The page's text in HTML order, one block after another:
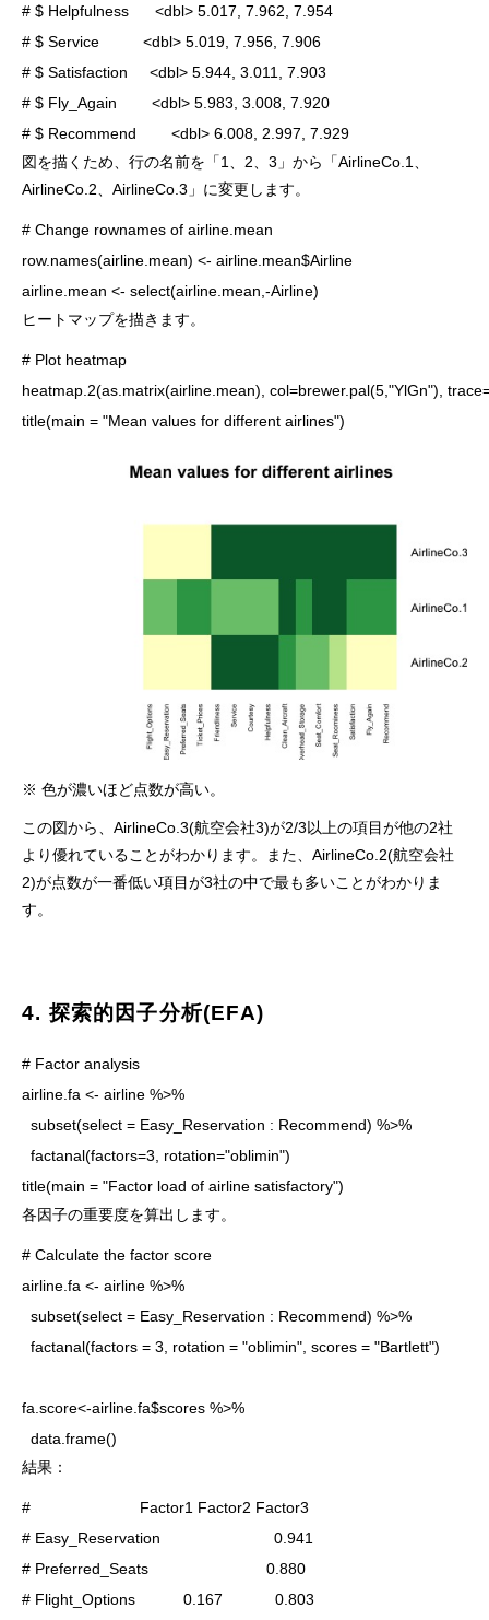
# $ Helpfulness      <dbl> 5.017, 7.962, 7.954
# $ Service          <dbl> 5.019, 7.956, 7.906
# $ Satisfaction     <dbl> 5.944, 3.011, 7.903
# $ Fly_Again        <dbl> 5.983, 3.008, 7.920
# $ Recommend        <dbl> 6.008, 2.997, 7.929
図を描くため、行の名前を「1、2、3」から「AirlineCo.1、
AirlineCo.2、AirlineCo.3」に変更します。
# Change rownames of airline.mean
row.names(airline.mean) <- airline.mean$Airline
airline.mean <- select(airline.mean,-Airline)
ヒートマップを描きます。
# Plot heatmap
heatmap.2(as.matrix(airline.mean), col=brewer.pal(5,"YlGn"),
title(main = "Mean values for different airlines")
※ 色が濃いほど点数が高い。
この図から、AirlineCo.3(航空会社3)が2/3以上の項目が他の2社
より優れていることがわかります。また、AirlineCo.2(航空会社
2)が点数が一番低い項目が3社の中で最も多いことがわかりま
す。
4. 探索的因子分析(EFA)
# Factor analysis
airline.fa <- airline %>%
  subset(select = Easy_Reservation : Recommend) %>%
  factanal(factors=3, rotation="oblimin")
title(main = "Factor load of airline satisfactory")
各因子の重要度を算出します。
# Calculate the factor score
airline.fa <- airline %>%
  subset(select = Easy_Reservation : Recommend) %>%
  factanal(factors = 3, rotation = "oblimin", scores = "Bartlett")
fa.score<-airline.fa$scores %>%
  data.frame()
結果：
#                         Factor1 Factor2 Factor3
# Easy_Reservation                          0.941
# Preferred_Seats                           0.880
# Flight_Options           0.167            0.803